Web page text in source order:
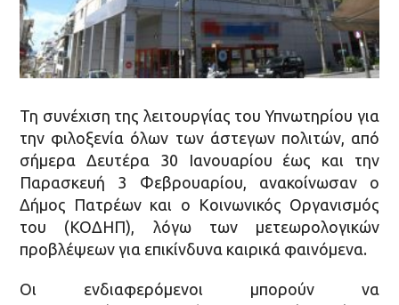
Τη συνέχιση της λειτουργίας του Υπνωτηρίου για
την φιλοξενία όλων των άστεγων πολιτών, από
σήμερα Δευτέρα 30 Ιανουαρίου έως και την
Παρασκευή 3 Φεβρουαρίου, ανακοίνωσαν ο
Δήμος Πατρέων και ο Κοινωνικός Οργανισμός
του (ΚΟΔΗΠ), λόγω των μετεωρολογικών
προβλέψεων για επικίνδυνα καιρικά φαινόμενα.
Οι ενδιαφερόμενοι μπορούν να